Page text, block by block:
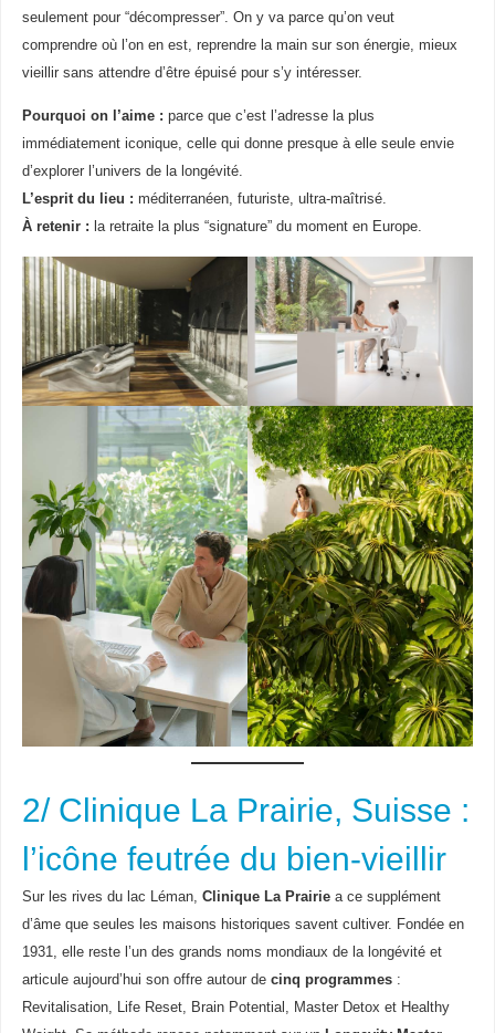
seulement pour “décompresser”. On y va parce qu’on veut
comprendre où l’on en est, reprendre la main sur son énergie, mieux
vieillir sans attendre d’être épuisé pour s’y intéresser.
Pourquoi on l’aime : parce que c’est l’adresse la plus
immédiatement iconique, celle qui donne presque à elle seule envie
d’explorer l’univers de la longévité.
L’esprit du lieu : méditerranéen, futuriste, ultra-maîtrisé.
À retenir : la retraite la plus “signature” du moment en Europe.
2/ Clinique La Prairie, Suisse :
l’icône feutrée du bien-vieillir
Sur les rives du lac Léman, Clinique La Prairiea ce supplément
d’âme que seules les maisons historiques savent cultiver. Fondée en
1931, elle reste l’un des grands noms mondiaux de la longévité et
articule aujourd’hui son offre autour de cinq programmes:
Revitalisation, Life Reset, Brain Potential, Master Detox et Healthy